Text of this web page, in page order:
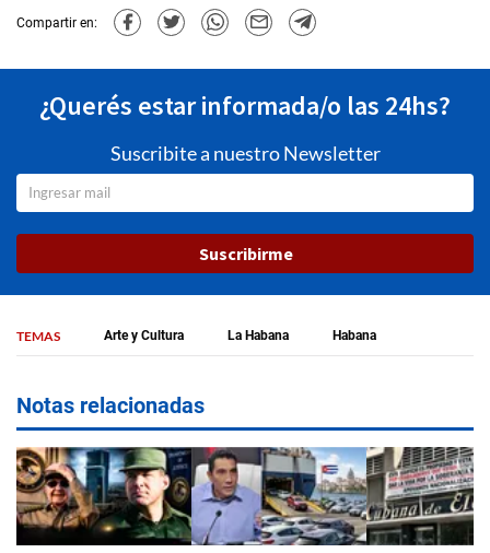
Compartir en:
¿Querés estar informada/o las 24hs?
Suscribite a nuestro Newsletter
Suscribirme
TEMAS Arte y Cultura La Habana Habana
Notas relacionadas